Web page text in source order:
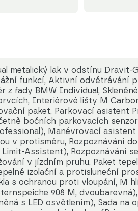
metalický lak v odstínu Dravit-
funkcí, Aktivní odvětrávání
z řady BMW Individual,
Interiérové lišty M
paket, Parkovací asistent
bočních parkovacích
Manévrovací asistent
v protisměru, Rozpoznávání
Assistent), Rozpoznávání
v jízdním pruhu, Paket
izolační a protisluneční
s ochranou proti vloupání, M
908 M, dvoubarevná),
s LED osvětlením), Sada na